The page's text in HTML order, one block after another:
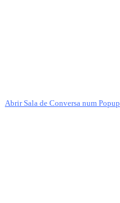
Abrir Sala de Conversa num Popup